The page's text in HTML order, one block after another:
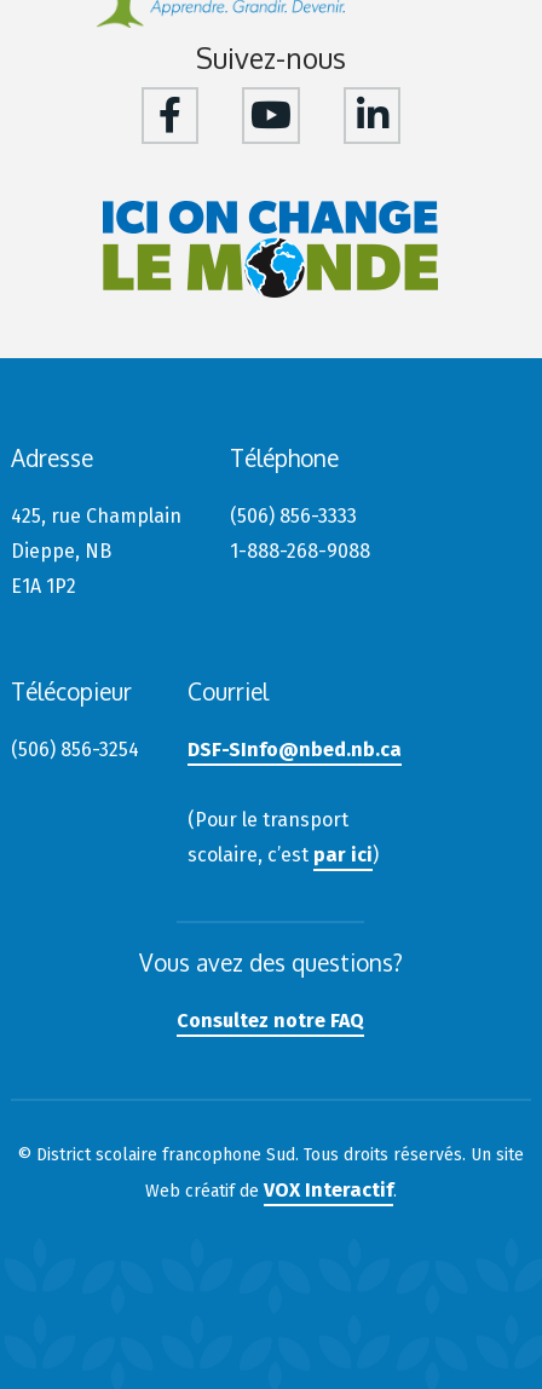
Suivez-nous
Adresse
425, rue Champlain
Dieppe, NB
E1A 1P2
Téléphone
(506) 856-3333
1-888-268-9088
Télécopieur
(506) 856-3254
Courriel
DSF-SInfo@nbed.nb.ca
(Pour le transport
scolaire, c’est par ici)
Vous avez des questions?
Consultez notre FAQ
© District scolaire francophone Sud. Tous droits réservés. Un site
Web créatif de VOX Interactif.